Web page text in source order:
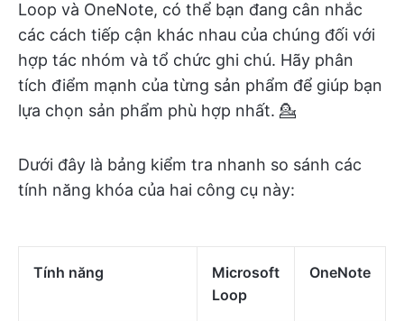
Loop và OneNote, có thể bạn đang cân nhắc
các cách tiếp cận khác nhau của chúng đối với
hợp tác nhóm và tổ chức ghi chú. Hãy phân
tích điểm mạnh của từng sản phẩm để giúp bạn
lựa chọn sản phẩm phù hợp nhất. 💁
Dưới đây là bảng kiểm tra nhanh so sánh các
tính năng khóa của hai công cụ này:
Tính năng
Microsoft
Loop
OneNote